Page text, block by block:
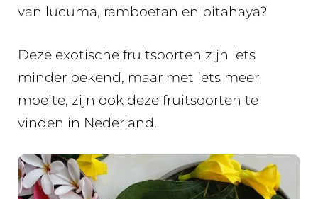
van lucuma, ramboetan en pitahaya?
Deze exotische fruitsoorten zijn iets
minder bekend, maar met iets meer
moeite, zijn ook deze fruitsoorten te
vinden in Nederland.